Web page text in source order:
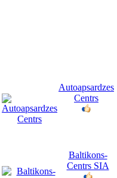
Autoapsardzes
Centrs
Baltikons-
Centrs SIA